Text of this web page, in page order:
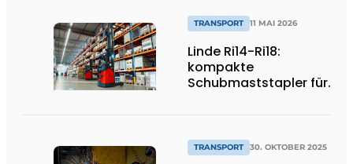
TRANSPORT 11 MAI 2026
Linde Ri14-Ri18:
kompakte
Schubmaststapler für
TRANSPORT 30. OKTOBER 2025